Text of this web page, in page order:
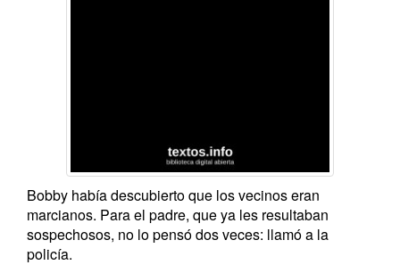
Bobby había descubierto que los vecinos eran
marcianos. Para el padre, que ya les resultaban
sospechosos, no lo pensó dos veces: llamó a la
policía.